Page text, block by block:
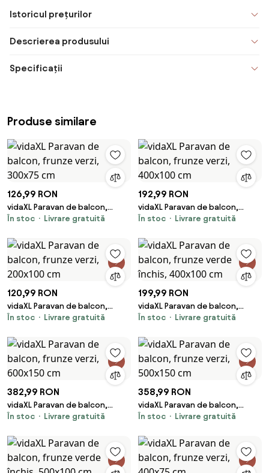
Istoricul prețurilor
Descrierea produsului
Specificații
Produse similare
126,99 RON
vidaXL Paravan de balcon,
frunze verzi, 300x75 cm
În stoc Livrare gratuită
192,99 RON
vidaXL Paravan de balcon,
frunze verzi, 400x100 cm
În stoc Livrare gratuită
120,99 RON
vidaXL Paravan de balcon,
frunze verzi, 200x100 cm
În stoc Livrare gratuită
199,99 RON
vidaXL Paravan de balcon,
frunze verde închis, 400x100
În stoc Livrare gratuită
382,99 RON
vidaXL Paravan de balcon,
frunze verzi, 600x150 cm
În stoc Livrare gratuită
358,99 RON
vidaXL Paravan de balcon,
frunze verzi, 500x150 cm
În stoc Livrare gratuită